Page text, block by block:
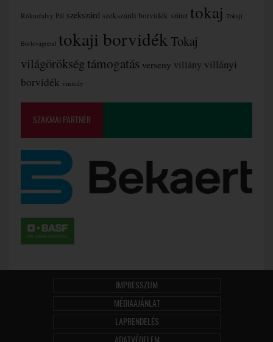
Rókusfalvy Pál szekszárd szekszárdi borvidék szüret tokaj Tokaji
Borlovagrend tokaji borvidékTokaj
világörökségtámogatás verseny villány villányi
borvidék vinitaly
SZAKMAI PARTNER
IMPRESSZUM
MÉDIAAJÁNLAT
LAPRENDELÉS